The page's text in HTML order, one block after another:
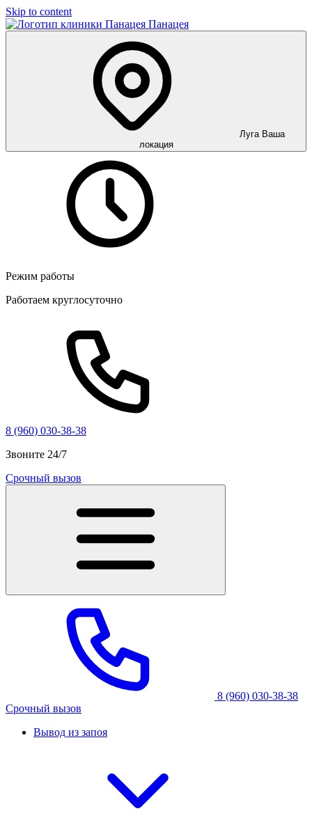
Skip to content
Панацея
Луга Ваша
локация
Режим работы
Работаем круглосуточно
8 (960) 030-38-38
Звоните 24/7
Срочный вызов
8 (960) 030-38-38
Срочный вызов
Вывод из запоя